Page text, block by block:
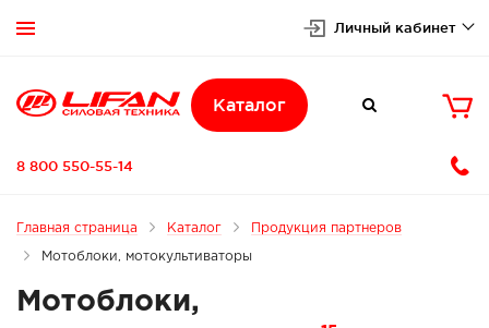
 Личный кабинет
Каталог  
8 800 550-55-14
Главная страница Каталог Продукция партнеров
Мотоблоки, мотокультиваторы
Мотоблоки,